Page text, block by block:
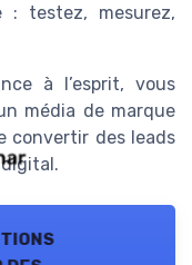
: testez, mesurez,
à l’esprit, vous
média de marque
convertir des leads